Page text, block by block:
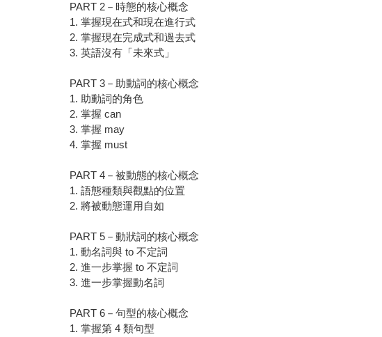
PART 2－時態的核心概念
1. 掌握現在式和現在進行式
2. 掌握現在完成式和過去式
3. 英語沒有「未來式」
PART 3－助動詞的核心概念
1. 助動詞的角色
2. 掌握 can
3. 掌握 may
4. 掌握 must
PART 4－被動態的核心概念
1. 語態種類與觀點的位置
2. 將被動態運用自如
PART 5－動狀詞的核心概念
1. 動名詞與 to 不定詞
2. 進一步掌握 to 不定詞
3. 進一步掌握動名詞
PART 6－句型的核心概念
1. 掌握第 4 類句型